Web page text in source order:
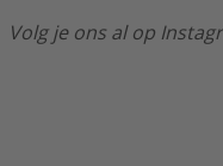
Volg je ons al op